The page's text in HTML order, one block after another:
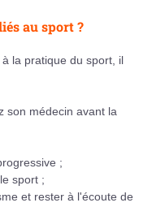
au sport ?
la pratique du sport, il
son médecin avant la
;
sport ;
et rester à l'écoute de